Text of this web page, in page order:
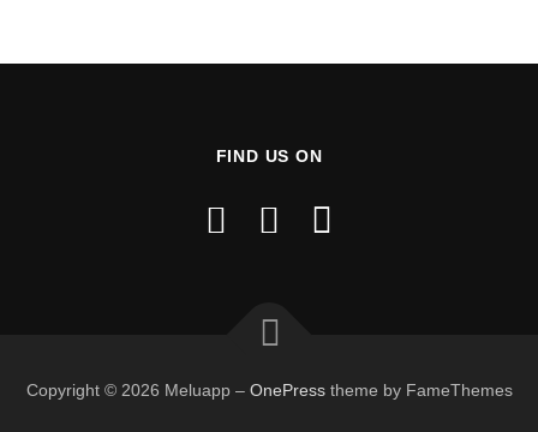
FIND US ON
Copyright © 2026 Meluapp – OnePresstheme by FameThemes